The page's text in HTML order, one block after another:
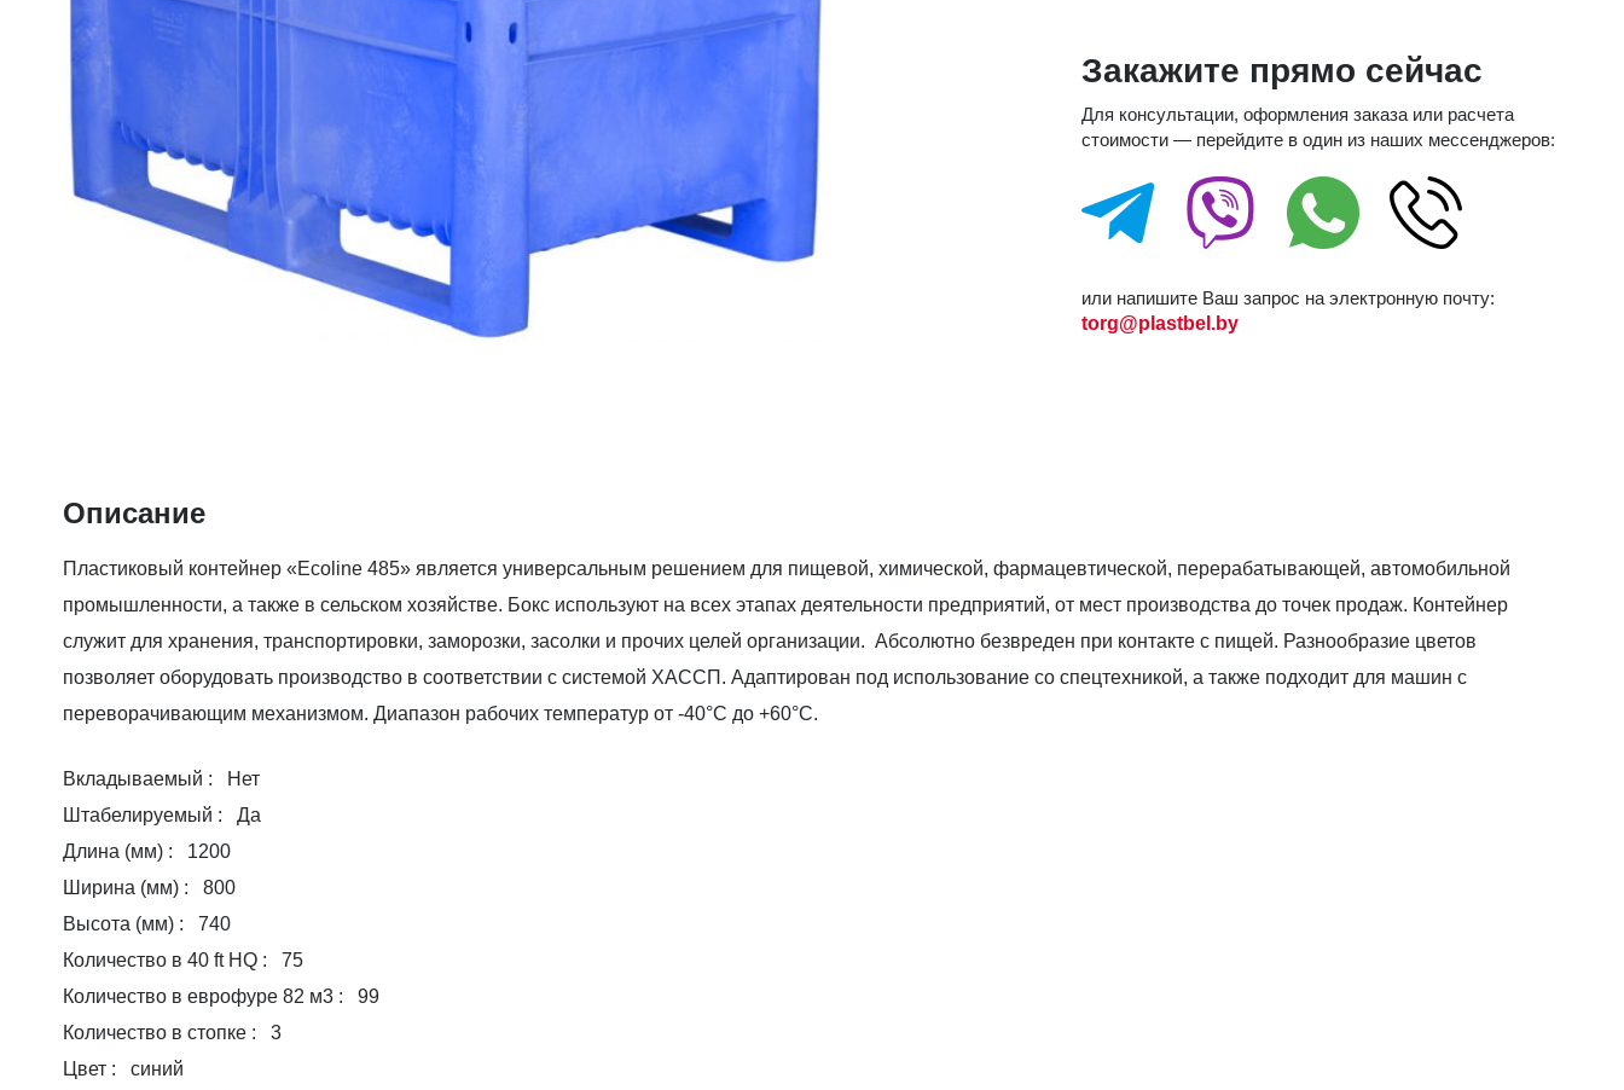
Закажите прямо сейчас
Для консультации, оформления заказа или расчета
стоимости — перейдите в один из наших мессенджеров:
или напишите Ваш запрос на электронную почту:
torg@plastbel.by
Описание
Пластиковый контейнер «Ecoline 485» является универсальным решением для пищевой, химической, фармацевтической, перерабатывающей, автомобильной
промышленности, а также в сельском хозяйстве. Бокс используют на всех этапах деятельности предприятий, от мест производства до точек продаж. Контейнер
служит для хранения, транспортировки, заморозки, засолки и прочих целей организации. Абсолютно безвреден при контакте с пищей. Разнообразие цветов
позволяет оборудовать производство в соответствии с системой ХАССП. Адаптирован под использование со спецтехникой, а также подходит для машин с
переворачивающим механизмом. Диапазон рабочих температур от -40°С до +60°С.
Вкладываемый : Нет
Штабелируемый : Да
Длина (мм) : 1200
Ширина (мм) : 800
Высота (мм) : 740
Количество в 40 ft HQ : 75
Количество в еврофуре 82 м3 : 99
Количество в стопке : 3
Цвет : синий